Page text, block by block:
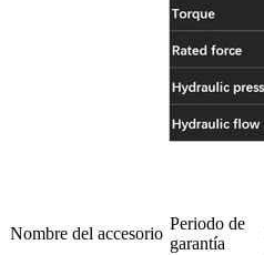
Nombre del accesorio
Periodo de
garantía